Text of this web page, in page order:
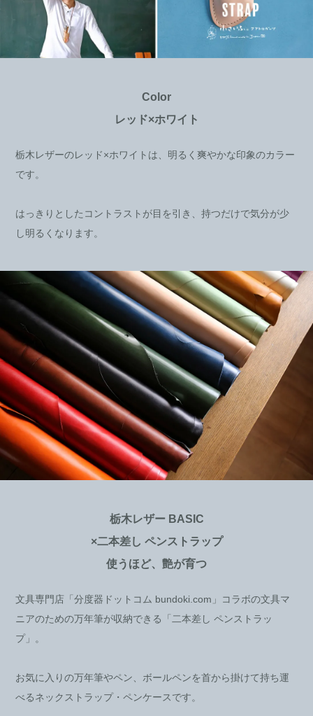
Color
レッド×ホワイト
栃木レザーのレッド×ホワイトは、明るく爽やかな印象のカラー
です。
はっきりとしたコントラストが目を引き、持つだけで気分が少
し明るくなります。
栃木レザー BASIC
×二本差し ペンストラップ
使うほど、艶が育つ
文具専門店「分度器ドットコム bundoki.com」コラボの文具マ
ニアのための万年筆が収納できる「二本差し ペンストラッ
プ」。
お気に入りの万年筆やペン、ボールペンを首から掛けて持ち運
べるネックストラップ・ペンケースです。